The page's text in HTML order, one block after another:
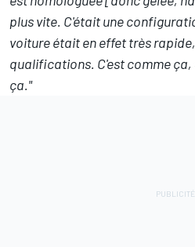
plus vite. C'était une
voiture était en effet très
qualifications. C'est comme ça,
ça."